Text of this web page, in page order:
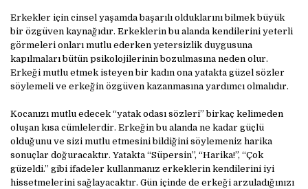
Erkekler için cinsel yaşamda başarılı olduklarını bilmek büyük
bir özgüven kaynağıdır. Erkeklerin bu alanda kendilerini yeterli
görmeleri onları mutlu ederken yetersizlik duygusuna
kapılmaları bütün psikolojilerinin bozulmasına neden olur.
Erkeği mutlu etmek isteyen bir kadın ona yatakta güzel sözler
söylemeli ve erkeğin özgüven kazanmasına yardımcı olmalıdır.
Kocanızı mutlu edecek “yatak odası sözleri” birkaç kelimeden
oluşan kısa cümlelerdir. Erkeğin bu alanda ne kadar güçlü
olduğunu ve sizi mutlu etmesini bildiğini söylemeniz harika
sonuçlar doğuracaktır. Yatakta “Süpersin”, “Harika!”, “Çok
güzeldi.” gibi ifadeler kullanmanız erkeklerin kendilerini iyi
hissetmelerini sağlayacaktır. Gün içinde de erkeği arzuladığınızı